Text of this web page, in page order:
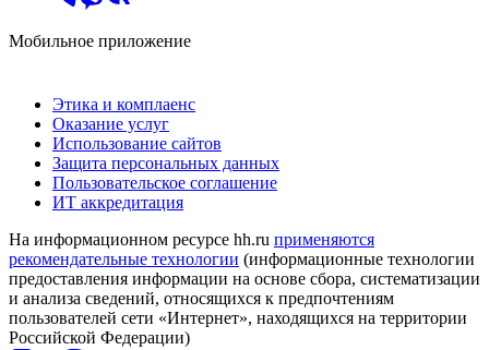
Мобильное приложение
Этика и комплаенс
Оказание услуг
Использование сайтов
Защита персональных данных
Пользовательское соглашение
ИТ аккредитация
На информационном ресурсе hh.ru применяются
рекомендательные технологии (информационные технологии
предоставления информации на основе сбора, систематизации
и анализа сведений, относящихся к предпочтениям
пользователей сети «Интернет», находящихся на территории
Российской Федерации)